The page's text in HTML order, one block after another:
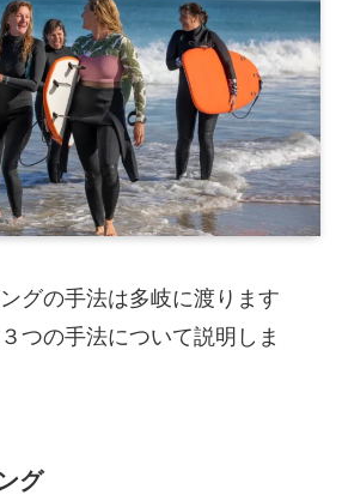
グの手法は多岐に渡ります
つの手法について説明しま
グ